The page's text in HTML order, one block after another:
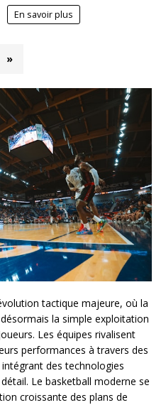
En savoir plus
»
tactique majeure, où la
la simple exploitation
Les équipes rivalisent
performances à travers des
des technologies
Le basketball moderne se
croissante des plans de